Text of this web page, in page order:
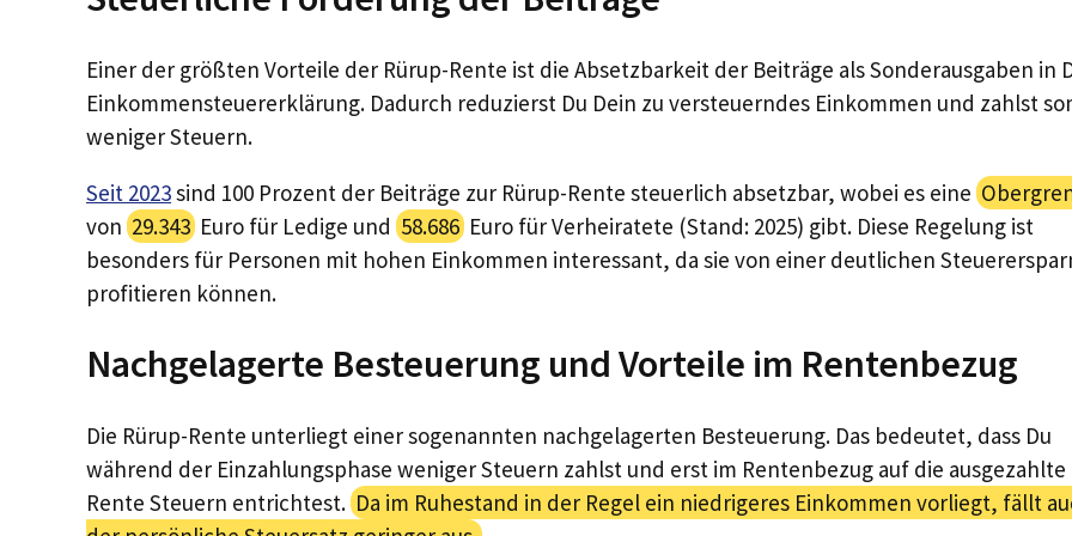
Einer der größten Vorteile der Rürup-Rente ist die Absetzbarkeit der Beiträge als Sonderausgaben in
Einkommensteuererklärung. Dadurch reduzierst Du Dein zu versteuerndes Einkommen und zahlst
weniger Steuern.
Seit 2023sind 100 Prozent der Beiträge zur Rürup-Rente steuerlich absetzbar, wobei es eine
von 29.343 Euro für Ledige und 58.686 Euro für Verheiratete (Stand: 2025) gibt. Diese Regelung ist
besonders für Personen mit hohen Einkommen interessant, da sie von einer deutlichen
profitieren können.
Nachgelagerte Besteuerung und Vorteile im Rentenbezug
Die Rürup-Rente unterliegt einer sogenannten nachgelagerten Besteuerung. Das bedeutet, dass Du
während der Einzahlungsphase weniger Steuern zahlst und erst im Rentenbezug auf die ausgezahlte
Rente Steuern entrichtest. Da im Ruhestand in der Regel ein niedrigeres Einkommen vorliegt, fällt